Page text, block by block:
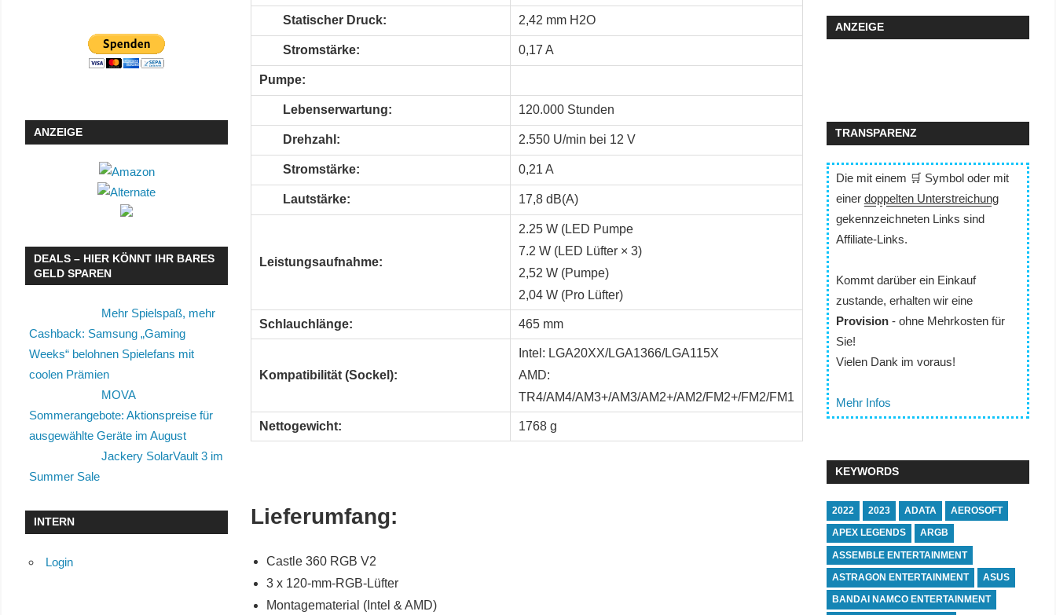
Statischer Druck: 2,42 mm H2O
Stromstärke: 0,17 A
Pumpe:
Lebenserwartung: 120.000 Stunden
Drehzahl: 2.550 U/min bei 12 V
Stromstärke: 0,21 A
Lautstärke: 17,8 dB(A)
Leistungsaufnahme:
2.25 W (LED Pumpe
7.2 W (LED Lüfter × 3)
2,52 W (Pumpe)
2,04 W (Pro Lüfter)
Schlauchlänge: 465 mm
Kompatibilität (Sockel):
Intel: LGA20XX/LGA1366/LGA115X
AMD:
TR4/AM4/AM3+/AM3/AM2+/AM2/FM2+/FM2/FM1
Nettogewicht: 1768 g
Lieferumfang:
Castle 360 RGB V2
3 x 120-mm-RGB-Lüfter
Montagematerial (Intel & AMD)
ANZEIGE
DEALS – HIER KÖNNT IHR BARES
GELD SPAREN
Mehr Spielspaß, mehr
Cashback: Samsung „Gaming
Weeks“ belohnen Spielefans mit
coolen Prämien
MOVA
Sommerangebote: Aktionspreise für
ausgewählte Geräte im August
Jackery SolarVault 3 im
Summer Sale
INTERN
Login
ANZEIGE
TRANSPARENZ
Die mit einem 🛒 Symbol oder mit
einer doppelten Unterstreichung
gekennzeichneten Links sind
Affiliate-Links.
Kommt darüber ein Einkauf
zustande, erhalten wir eine
Provision- ohne Mehrkosten für
Sie!
Vielen Dank im voraus!
Mehr Infos
KEYWORDS
2022 2023 ADATA AEROSOFT
APEX LEGENDS ARGB
ASSEMBLE ENTERTAINMENT
ASTRAGON ENTERTAINMENT ASUS
BANDAI NAMCO ENTERTAINMENT